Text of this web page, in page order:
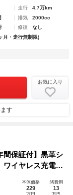
走行
4.7万km
排気
2000cc
修復
なし
月・走行無制限)
お気に入り
す
保証付】黒革シ
ワイヤレス充電
ＤＤナビ フル
Ｈｉｆｉスピー
本体価格
229
諸費用
13